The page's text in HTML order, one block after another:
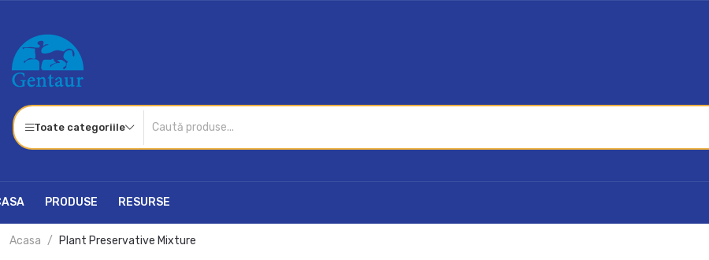
Toate categoriile
PRODUSE RESURSE
Acasa Plant Preservative Mixture